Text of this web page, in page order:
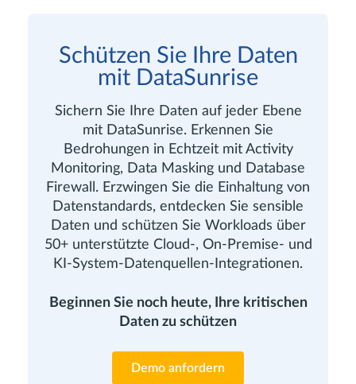
Schützen Sie Ihre Daten
mit DataSunrise
Sichern Sie Ihre Daten auf jeder Ebene
mit DataSunrise. Erkennen Sie
Bedrohungen in Echtzeit mit Activity
Monitoring, Data Masking und Database
Firewall. Erzwingen Sie die Einhaltung von
Datenstandards, entdecken Sie sensible
Daten und schützen Sie Workloads über
50+ unterstützte Cloud-, On-Premise- und
KI-System-Datenquellen-Integrationen.
Beginnen Sie noch heute, Ihre kritischen
Daten zu schützen
Demo anfordern